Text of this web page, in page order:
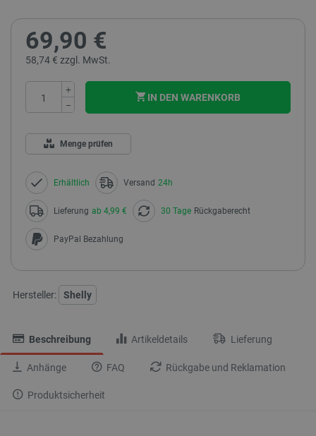
69,90 €
58,74 € zzgl. MwSt.
+
−
IN DEN WARENKORB
Menge prüfen
Erhältlich Versand 24h
Lieferung ab 4,99 € 30 Tage Rückgaberecht
PayPal Bezahlung
Hersteller: Shelly
Beschreibung Artikeldetails Lieferung
Anhänge FAQ Rückgabe und Reklamation
Produktsicherheit